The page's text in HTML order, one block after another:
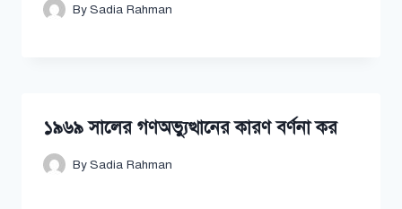
BySadia Rahman
১৯৬৯ সালের গণঅভ্যুত্থানের কারণ বর্ণনা কর
BySadia Rahman